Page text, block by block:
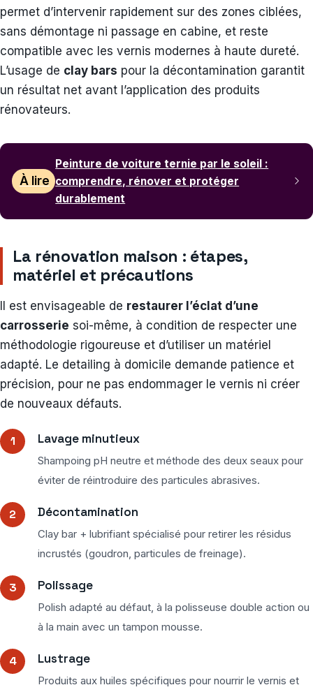
permet d’intervenir rapidement sur des zones ciblées,
sans démontage ni passage en cabine, et reste
compatible avec les vernis modernes à haute dureté.
L’usage de clay bars pour la décontamination garantit
un résultat net avant l’application des produits
rénovateurs.
À lire
Peinture de voiture ternie par le soleil :
comprendre, rénover et protéger
durablement
La rénovation maison : étapes,
matériel et précautions
Il est envisageable de restaurer l’éclat d’une
carrosserie soi-même, à condition de respecter une
méthodologie rigoureuse et d’utiliser un matériel
adapté. Le detailing à domicile demande patience et
précision, pour ne pas endommager le vernis ni créer
de nouveaux défauts.
Lavage minutieux
Shampoing pH neutre et méthode des deux seaux pour
éviter de réintroduire des particules abrasives.
Décontamination
Clay bar + lubrifiant spécialisé pour retirer les résidus
incrustés (goudron, particules de freinage).
Polissage
Polish adapté au défaut, à la polisseuse double action ou
à la main avec un tampon mousse.
Lustrage
Produits aux huiles spécifiques pour nourrir le vernis et